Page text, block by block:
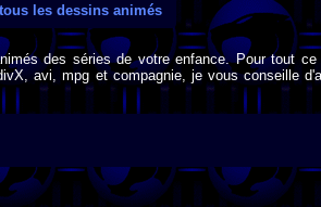
les dessins animés
des séries de votre enfance. Pour tout ce
avi, mpg et compagnie, je vous conseille